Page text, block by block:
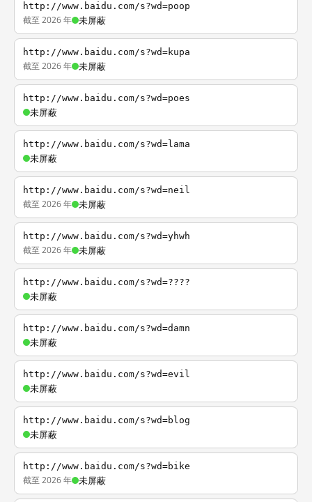
http://www.baidu.com/s?wd=poop
截至 2026 年 未屏蔽
http://www.baidu.com/s?wd=kupa
截至 2026 年 未屏蔽
http://www.baidu.com/s?wd=poes
未屏蔽
http://www.baidu.com/s?wd=lama
未屏蔽
http://www.baidu.com/s?wd=neil
截至 2026 年 未屏蔽
http://www.baidu.com/s?wd=yhwh
截至 2026 年 未屏蔽
http://www.baidu.com/s?wd=????
未屏蔽
http://www.baidu.com/s?wd=damn
未屏蔽
http://www.baidu.com/s?wd=evil
未屏蔽
http://www.baidu.com/s?wd=blog
未屏蔽
http://www.baidu.com/s?wd=bike
截至 2026 年 未屏蔽